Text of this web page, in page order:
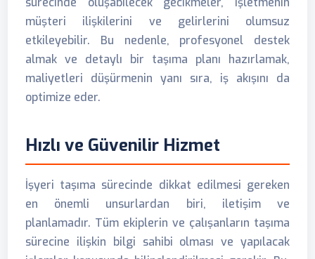
müşteri ilişkilerini ve gelirlerini olumsuz
etkileyebilir. Bu nedenle, profesyonel destek
almak ve detaylı bir taşıma planı hazırlamak,
maliyetleri düşürmenin yanı sıra, iş akışını da
optimize eder.
Hızlı ve Güvenilir Hizmet
İşyeri taşıma sürecinde dikkat edilmesi gereken
en önemli unsurlardan biri, iletişim ve
planlamadır. Tüm ekiplerin ve çalışanların taşıma
sürecine ilişkin bilgi sahibi olması ve yapılacak